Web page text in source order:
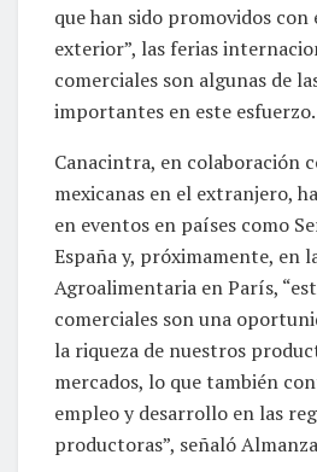
que han sido promovidos con
exterior”, las ferias
comerciales son algunas de
importantes en este esfuerzo.
Canacintra, en colaboración
mexicanas en el extranjero,
en eventos en países como
España y, próximamente, en
Agroalimentaria en París,
comerciales son una
la riqueza de nuestros
mercados, lo que también
empleo y desarrollo en las
productoras”, señaló